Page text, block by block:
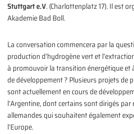
Stuttgart e.V. (Charlottenplatz 17). Il est
Akademie Bad Boll.
La conversation commencera par la
production d’hydrogène vert et
à promouvoir la transition énergétique et
de développement ? Plusieurs projets de
sont actuellement en cours de
l’Argentine, dont certains sont dirigés par
allemandes qui souhaitent également
l’Europe.